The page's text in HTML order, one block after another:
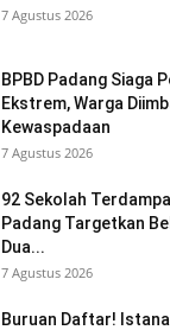
7 Agustus 2026
BPBD Padang Siaga
Ekstrem, Warga
Kewaspadaan
7 Agustus 2026
92 Sekolah
Padang Targetkan
Dua...
7 Agustus 2026
Buruan Daftar!